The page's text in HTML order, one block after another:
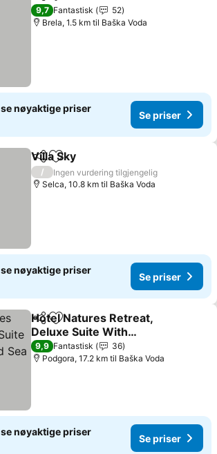
9,7 Fantastisk
52
Brela, 1.5 km til Baška Voda
nøyaktige priser
Se priser
Del Legg til i favoritter
Villa Sky
/
Ingen vurdering tilgjengelig
Selca, 10.8 km til Baška Voda
nøyaktige priser
Se priser
Del Legg til i favoritter
Hotel Natures Retreat,
Deluxe Suite With
Balcony And Sea View
Se priser
9,9 Fantastisk
36
Podgora, 17.2 km til Baška Voda
nøyaktige priser
Se priser